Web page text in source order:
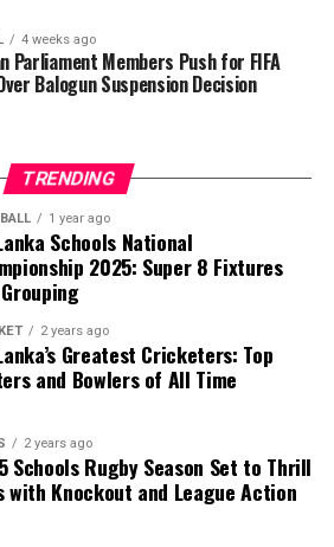
to Trump.
that the decision to overturn
was made independently by its
support for the initiative is
of the European Parliament
lies in the consistent and
of its rules,” the statement said.
determines who is eligible to
of fairness is fundamentally
4 weeks ago
Parliament Members Push for FIFA
Balogun Suspension Decision
TRENDING
1 year ago
Schools National
2025: Super 8 Fixtures
2 years ago
Greatest Cricketers: Top
and Bowlers of All Time
2 years ago
Schools Rugby Season Set to Thrill
with Knockout and League Action